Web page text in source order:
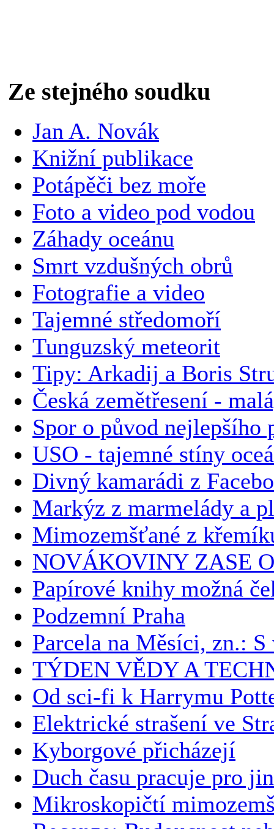
Ze stejného soudku
Jan A. Novák
Knižní publikace
Potápěči bez moře
Foto a video pod vodou
Záhady oceánu
Smrt vzdušných obrů
Fotografie a video
Tajemné středomoří
Tunguzský meteorit
Tipy: Arkadij a Boris
Česká zemětřesení -
Spor o původ nejlepšího
USO - tajemné stíny
Divný kamarádi z
Markýz z marmelády a
Mimozemšťané z
NOVÁKOVINY ZASE
Papírové knihy možná
Podzemní Praha
Parcela na Měsíci, zn.:
TÝDEN VĚDY A
Od sci-fi k Harrymu
Elektrické strašení ve
Kyborgové přicházejí
Duch času pracuje pro
Mikroskopičtí